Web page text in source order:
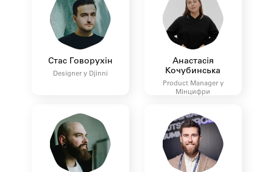
Стас Говорухін
Designer у Djinni
Анастасія
Кочубинська
Product Manager у
Мінцифри